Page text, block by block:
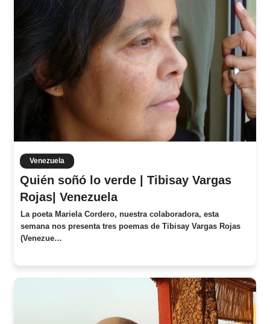
Venezuela
Quién soñó lo verde | Tibisay Vargas
Rojas| Venezuela
La poeta Mariela Cordero, nuestra colaboradora, esta
semana nos presenta tres poemas de Tibisay Vargas Rojas
(Venezue…